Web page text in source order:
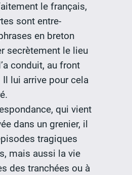
le français,
sont entre-
en breton
secrètement le lieu
conduit, au front
Il lui arrive pour cela
qui vient
dans un grenier, il
tragiques
mais aussi la vie
des tranchées ou à